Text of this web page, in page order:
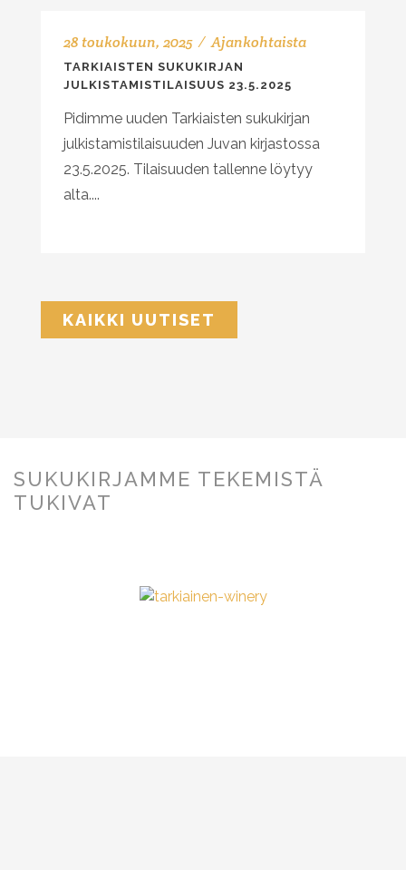
28 toukokuun, 2025 Ajankohtaista
TARKIAISTEN SUKUKIRJAN
JULKISTAMISTILAISUUS 23.5.2025
Pidimme uuden Tarkiaisten sukukirjan
julkistamistilaisuuden Juvan kirjastossa
23.5.2025. Tilaisuuden tallenne löytyy
alta....
KAIKKI UUTISET
SUKUKIRJAMME TEKEMISTÄ
TUKIVAT